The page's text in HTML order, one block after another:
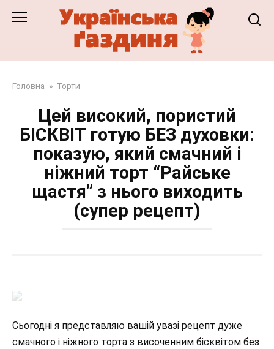
Головна » Торти
Цей високий, пористий
БІСКВІТ готую БЕЗ духовки:
показую, який смачний і
ніжний торт “Райське
щастя” з нього виходить
(супер рецепт)
Сьогодні я представляю вашій увазі рецепт дуже
смачного і ніжного торта з височенним бісквітом без